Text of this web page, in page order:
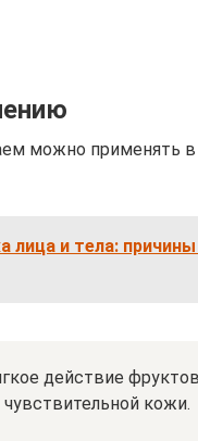
можно применять
лица и тела:
действие
кожи.